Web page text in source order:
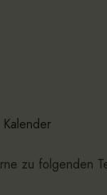
Kalender
zu folgenden